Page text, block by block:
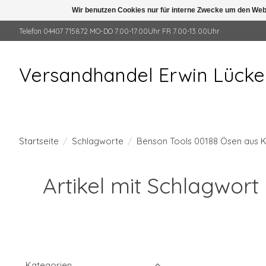
Telefon 04407 715872 MO-DO 7.00-17.00Uhr FR 7.00-13.00Uhr
Versandhandel Erwin
Startseite / Schlagworte / Benson Tools 00188 Ösen aus
Artikel mit Schlagwort
Wir benutzen Cookies nur für interne Zwecke um den